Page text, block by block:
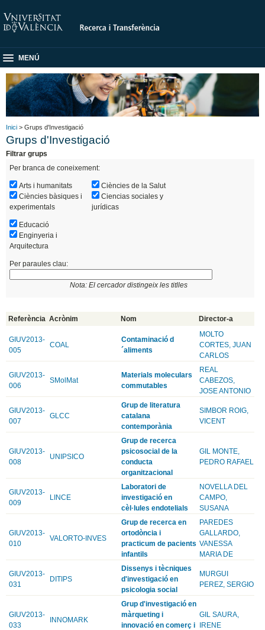
MENÚ
Inici > Grups d'Investigació
Grups d'Investigació
Filtrar grups
Per branca de coneixement:
Arts i humanitats
Ciències bàsiques i
experimentals
Ciències de la Salut
Ciencias sociales y
jurídicas
Educació
Enginyeria i
Arquitectura
Per paraules clau:
Nota: El cercador distingeix les titlles
Referència Acrònim Nom Director-a
GIUV2013-
005
COAL
Contaminació d
´aliments
MOLTO
CORTES, JUAN
CARLOS
GIUV2013-
006
SMolMat
Materials moleculars
commutables
REAL
CABEZOS,
JOSE ANTONIO
GIUV2013-
007
GLCC
Grup de literatura
catalana
contemporània
SIMBOR ROIG,
VICENT
GIUV2013-
008
UNIPSICO
Grup de recerca
psicosocial de la
conducta
organitzacional
GIL MONTE,
PEDRO RAFAEL
GIUV2013-
009
LINCE
Laboratori de
investigació en
cèl·lules endotelials
NOVELLA DEL
CAMPO,
SUSANA
GIUV2013-
010
VALORTO-INVES
Grup de recerca en
ortodòncia i
practicum de pacients
infantils
PAREDES
GALLARDO,
VANESSA
MARIA DE
GIUV2013-
031
DITIPS
Dissenys i tècniques
d'investigació en
psicologia social
MURGUI
PEREZ, SERGIO
GIUV2013-
033
INNOMARK
Grup d'investigació en
màrqueting i
innovació en comerç i
GIL SAURA,
IRENE